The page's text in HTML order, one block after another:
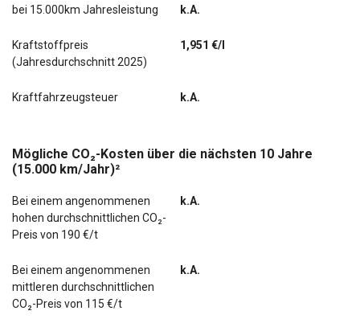
bei 15.000km Jahresleistung k.A.
Kraftstoffpreis
(Jahresdurchschnitt 2025)
1,951 €/l
Kraftfahrzeugsteuer k.A.
Mögliche CO₂-Kosten über die nächsten 10 Jahre
(15.000 km/Jahr)²
Bei einem angenommenen
hohen durchschnittlichen CO₂-
Preis von 190 €/t
k.A.
Bei einem angenommenen
mittleren durchschnittlichen
CO₂-Preis von 115 €/t
k.A.